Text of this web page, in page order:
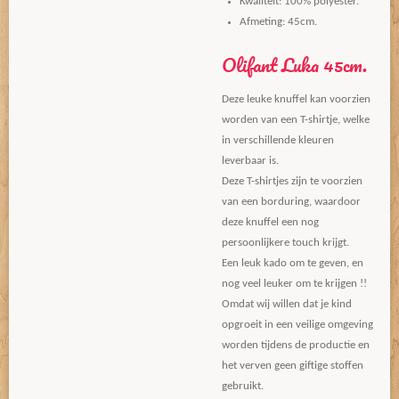
Afmeting: 45cm.
Olifant Luka 45cm.
Deze leuke knuffel kan voorzien
worden van een T-shirtje, welke
in verschillende kleuren
leverbaar is.
Deze T-shirtjes zijn te voorzien
van een borduring, waardoor
deze knuffel een nog
persoonlijkere touch krijgt.
Een leuk kado om te geven, en
nog veel leuker om te krijgen !!
Omdat wij willen dat je kind
opgroeit in een veilige omgeving
worden tijdens de productie en
het verven geen giftige stoffen
gebruikt.